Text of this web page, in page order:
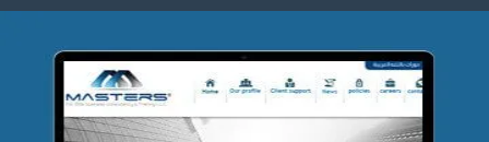
شركة MASTERS للتدريب